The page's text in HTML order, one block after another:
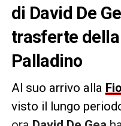
di David De
trasferte
Palladino
Al suo arrivo alla
visto il lungo